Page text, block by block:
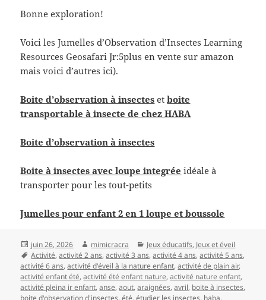
Bonne exploration!
Voici les Jumelles d’Observation d’Insectes Learning
Resources Geosafari Jr:5plus en vente sur amazon
mais voici d’autres ici).
Boite d’observation à insectes etboite
transportable à insecte de chez HABA
Boite d’observation à insectes
Boite à insectes avec loupe integrée idéale à
transporter pour les tout-petits
Jumelles pour enfant 2 en 1 loupe et boussole
Publié
le
juin 26, 2026 Auteur
mimicracra Catégories
Jeux éducatifs, Jeux et éveil
Mots-
clés
Activité,activité 2 ans,activité 3 ans,activité 4 ans,activité 5 ans,
activité 6 ans,activité d'éveil à la nature enfant,activité de plain air,
activité enfant été,activité été enfant nature,activité nature enfant,
activité pleina ir enfant,anse,aout,araignées,avril, boite à insectes,